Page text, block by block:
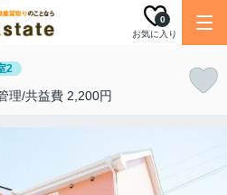
お気に入り
0
2
理/共益費 2,200円